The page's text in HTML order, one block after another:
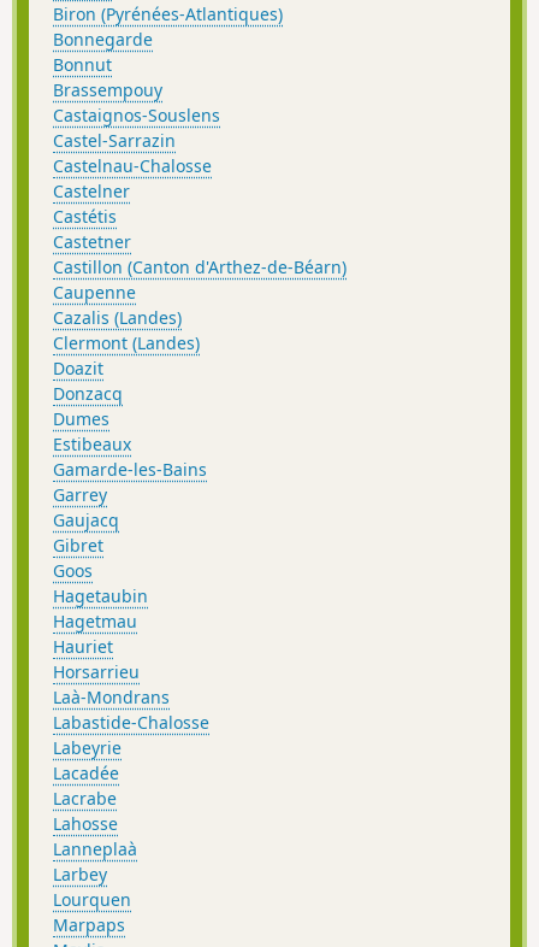
Biron (Pyrénées-Atlantiques)
Bonnegarde
Bonnut
Brassempouy
Castaignos-Souslens
Castel-Sarrazin
Castelnau-Chalosse
Castelner
Castétis
Castetner
Castillon (Canton d'Arthez-de-Béarn)
Caupenne
Cazalis (Landes)
Clermont (Landes)
Doazit
Donzacq
Dumes
Estibeaux
Gamarde-les-Bains
Garrey
Gaujacq
Gibret
Goos
Hagetaubin
Hagetmau
Hauriet
Horsarrieu
Laà-Mondrans
Labastide-Chalosse
Labeyrie
Lacadée
Lacrabe
Lahosse
Lanneplaà
Larbey
Lourquen
Marpaps